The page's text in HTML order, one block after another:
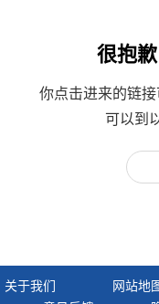
很抱
你点击进来的链
可以到
关于我们 网站地